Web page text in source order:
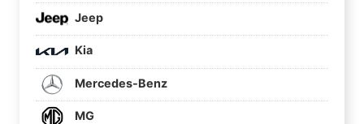
Jeep
Kia
Mercedes-Benz
MG